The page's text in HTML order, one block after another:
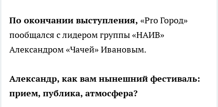
По окончании выступления, «ProГород»
пообщался с лидером группы «НАИВ»
Александром «Чачей» Ивановым.
Александр, как вам нынешний фестиваль:
прием, публика, атмосфера?